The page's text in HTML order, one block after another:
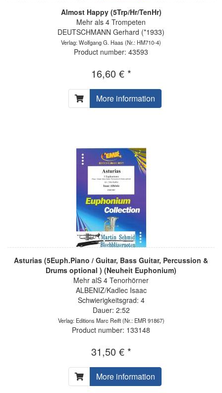
Almost Happy (5Trp/Hr/TenHr)
Mehr als 4 Trompeten
DEUTSCHMANN Gerhard (*1933)
Verlag: Wolfgang G. Haas (Nr.: HM710-4)
Product number: 43593
16,60 € *
More information
Asturias (5Euph.Piano / Guitar, Bass Guitar, Percussion &
Drums optional ) (Neuheit Euphonium)
Mehr alS 4 Tenorhörner
ALBENIZ/Kadlec Isaac
Schwierigkeitsgrad: 4
Dauer: 2:52
Verlag: Editions Marc Reift(Nr.: EMR 91867)
Product number: 133148
31,50 € *
More information